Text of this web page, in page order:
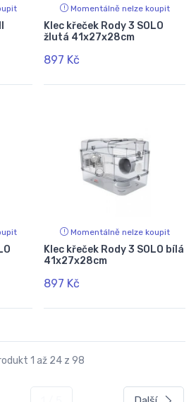
Momentálně nelze koupit
Klec křeček Rody 3 SOLO
žlutá 41x27x28cm
897 Kč
Momentálně nelze koupit
Klec křeček Rody 3 SOLO bílá
41x27x28cm
897 Kč
1 až 24 z 98